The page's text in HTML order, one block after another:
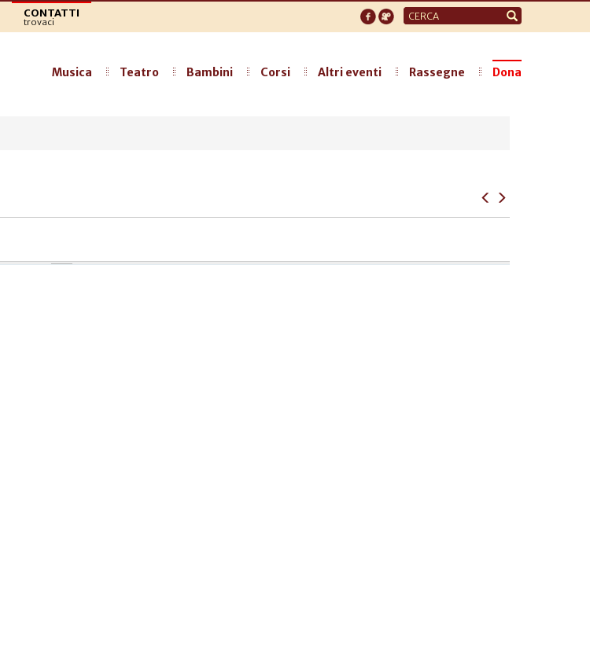
CONTATTI
trovaci
Form
di
Musica Teatro Bambini Corsi Altri eventi Rassegne Dona